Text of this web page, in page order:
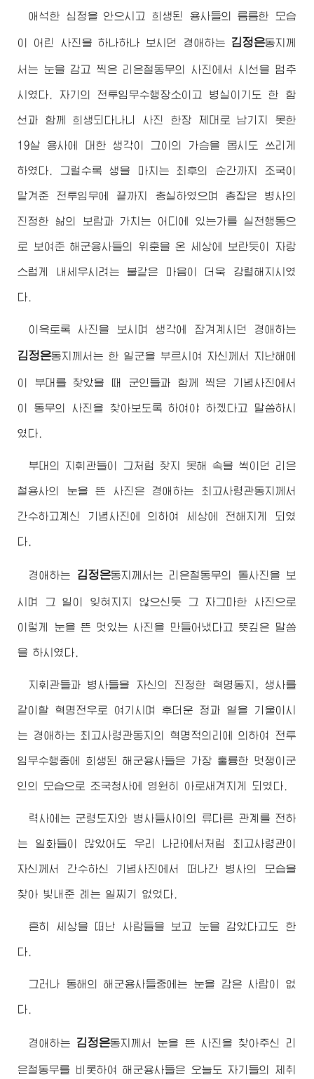
애석한 심정을 안으시고 희생된 용사들의 름름한 모습
이 어린 사진을 하나하나 보시던 경애하는 김정은동지 께
서는 눈을 감고 찍은 리은철동무의 사진에서 시선을 멈추
시였다. 자기의 전투임무수행장소이고 병실이기도 한 함
선과 함께 희생되다나니 사진 한장 제대로 남기지 못한
19살 용사에 대한 생각이 그이의 가슴을 몹시도 쓰리게
하였다. 그럴수록 생을 마치는 최후의 순간까지 조국이
맡겨준 전투임무에 끝까지 충실하였으며 총잡은 병사의
진정한 삶의 보람과 가치는 어디에 있는가를 실천행동으
로 보여준 해군용사들의 위훈을 온 세상에 보란듯이 자랑
스럽게 내세우시려는 불같은 마음이 더욱 강렬해지시였
다.
이윽토록 사진을 보시며 생각에 잠겨계시던 경애하는
김정은동지 께서는 한 일군을 부르시여 자신께서 지난해에
이 부대를 찾았을 때 군인들과 함께 찍은 기념사진에서
이 동무의 사진을 찾아보도록 하여야 하겠다고 말씀하시
였다.
부대의 지휘관들이 그처럼 찾지 못해 속을 썩이던 리은
철용사의 눈을 뜬 사진은 경애하는 최고사령관동지 께서
간수하고계신 기념사진에 의하여 세상에 전해지게 되였
다.
경애하는 김정은동지 께서는 리은철동무의 돌사진을 보
시며 그 일이 잊혀지지 않으신듯 그 자그마한 사진으로
이렇게 눈을 뜬 멋있는 사진을 만들어냈다고 뜻깊은 말씀
을 하시였다.
지휘관들과 병사들을 자신의 진정한 혁명동지, 생사를
같이할 혁명전우로 여기시며 후더운 정과 열을 기울이시
는 경애하는 최고사령관동지의 혁명적의리에 의하여 전투
임무수행중에 희생된 해군용사들은 가장 훌륭한 멋쟁이군
인의 모습으로 조국청사에 영원히 아로새겨지게 되였다.
력사에는 군령도자와 병사들사이의 류다른 관계를 전하
는 일화들이 많았어도 우리 나라에서처럼 최고사령관이
자신께서 간수하신 기념사진에서 떠나간 병사의 모습을
찾아 빛내준 례는 일찌기 없었다.
흔히 세상을 떠난 사람들을 보고 눈을 감았다고도 한
다.
그러나 동해의 해군용사들중에는 눈을 감은 사람이 없
다.
경애하는 김정은동지 께서 눈을 뜬 사진을 찾아주신 리
은철동무를 비롯하여 해군용사들은 오늘도 자기들의 체취